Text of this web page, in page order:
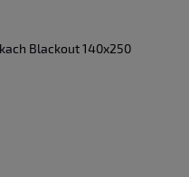
Blackout 140x250